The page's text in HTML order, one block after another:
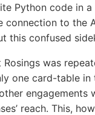
Python code in
connection to the
this confused
was
one card-table
engagements
reach. This,